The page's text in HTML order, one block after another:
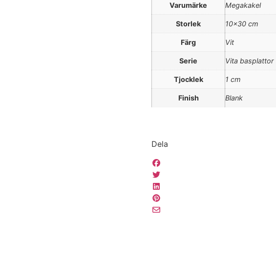
Varumärke Megakakel
Storlek 10×30 cm
Färg Vit
Serie Vita basplattor
Tjocklek 1 cm
Finish Blank
Dela